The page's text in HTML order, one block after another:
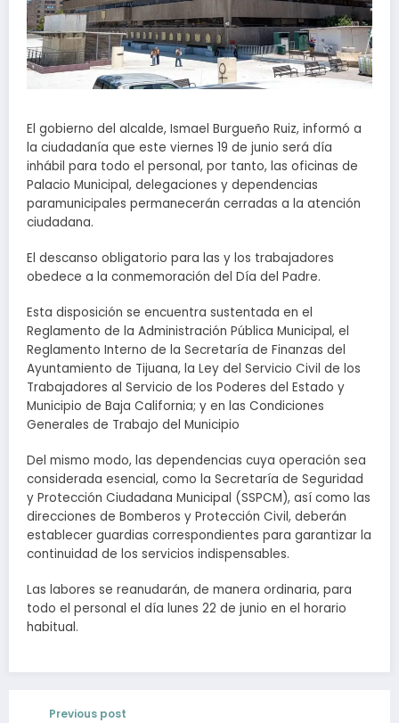
El gobierno del alcalde, Ismael Burgueño Ruiz, informó a
la ciudadanía que este viernes 19 de junio será día
inhábil para todo el personal, por tanto, las oficinas de
Palacio Municipal, delegaciones y dependencias
paramunicipales permanecerán cerradas a la atención
ciudadana.
El descanso obligatorio para las y los trabajadores
obedece a la conmemoración del Día del Padre.
Esta disposición se encuentra sustentada en el
Reglamento de la Administración Pública Municipal, el
Reglamento Interno de la Secretaría de Finanzas del
Ayuntamiento de Tijuana, la Ley del Servicio Civil de los
Trabajadores al Servicio de los Poderes del Estado y
Municipio de Baja California; y en las Condiciones
Generales de Trabajo del Municipio
Del mismo modo, las dependencias cuya operación sea
considerada esencial, como la Secretaría de Seguridad
y Protección Ciudadana Municipal (SSPCM), así como las
direcciones de Bomberos y Protección Civil, deberán
establecer guardias correspondientes para garantizar la
continuidad de los servicios indispensables.
Las labores se reanudarán, de manera ordinaria, para
todo el personal el día lunes 22 de junio en el horario
habitual.
Previous post